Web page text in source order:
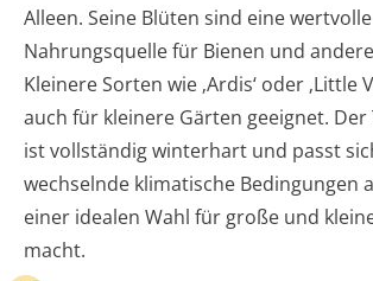
Alleen. Seine Blüten sind eine wertvolle
Nahrungsquelle für Bienen und
Kleinere Sorten wie ‚Ardis‘ oder ‚Little
auch für kleinere Gärten geeignet.
ist vollständig winterhart und passt
wechselnde klimatische Bedingungen
einer idealen Wahl für große und
macht.